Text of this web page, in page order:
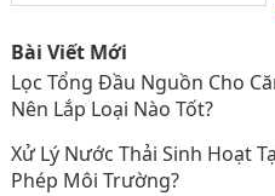
Bài Viết Mới
Lọc Tổng Đầu Nguồn Cho
Nên Lắp Loại Nào Tốt?
Xử Lý Nước Thải Sinh Hoạt
Phép Môi Trường?